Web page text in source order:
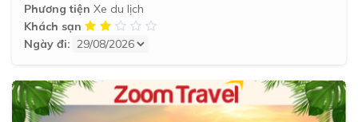
Phương tiện Xe du lịch
Khách sạn
Ngày đi: